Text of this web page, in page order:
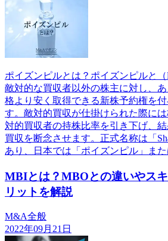
ポイズンピルとは？ポイズンピルと
敵対的な買収者以外の株主に対し、
格より安く取得できる新株予約権を
す。敵対的買収が仕掛けられた際に
対的買収者の持株比率を引き下げ、結
買収を断念させます。正式名称は「
あり、日本では「ポイズンピル」また
MBIとは？MBOとの違いやス
リットを解説
M&A全般
2022年09月21日